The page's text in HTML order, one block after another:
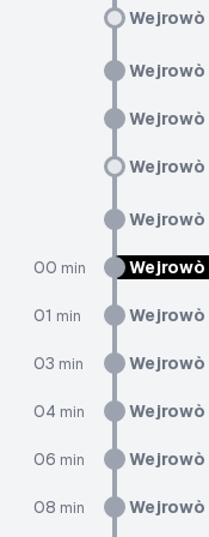
Wejrowò
Wejrowò
Wejrowò
Wejrowò
Wejrowò
00 min Wejrowò
01 min Wejrowò
03 min Wejrowò
04 min Wejrowò
06 min Wejrowò
08 min Wejrowò